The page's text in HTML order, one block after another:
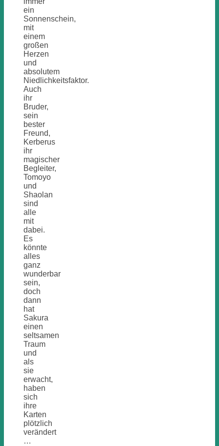
ein
Sonnenschein,
mit
einem
großen
Herzen
und
absolutem
Niedlichkeitsfaktor.
Auch
ihr
Bruder,
sein
bester
Freund,
Kerberus
ihr
magischer
Begleiter,
Tomoyo
und
Shaolan
sind
alle
mit
dabei.
Es
könnte
alles
ganz
wunderbar
sein,
doch
dann
hat
Sakura
einen
seltsamen
Traum
und
als
sie
erwacht,
haben
sich
ihre
Karten
plötzlich
verändert
…